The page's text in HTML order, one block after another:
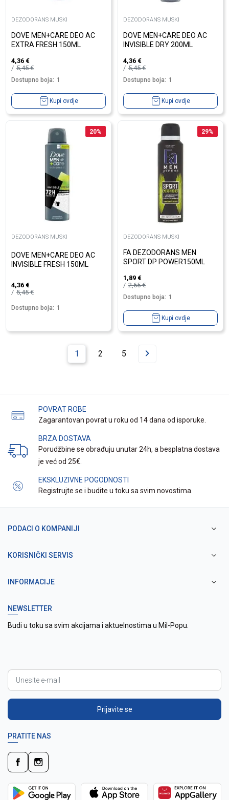
DEZODORANS MUSKI
DOVE MEN+CARE DEO AC
EXTRA FRESH 150ML
4,36 €
5,45€
Dostupno boja: 1
Kupi ovdje
DEZODORANS MUSKI
DOVE MEN+CARE DEO AC
INVISIBLE DRY 200ML
4,36 €
5,45€
Dostupno boja: 1
Kupi ovdje
20%
DEZODORANS MUSKI
DOVE MEN+CARE DEO AC
INVISIBLE FRESH 150ML
4,36 €
5,45€
Dostupno boja: 1
29%
DEZODORANS MUSKI
FA DEZODORANS MEN
SPORT DP POWER150ML
1,89 €
2,65€
Dostupno boja: 1
Kupi ovdje
1 2 5
POVRAT ROBE
Zagarantovan povrat u roku od 14 dana od isporuke.
BRZA DOSTAVA
Porudžbine se obrađuju unutar 24h, a besplatna dostava
je već od 25€.
EKSKLUZIVNE POGODNOSTI
Registrujte se i budite u toku sa svim novostima.
PODACI O KOMPANIJI
KORISNIČKI SERVIS
INFORMACIJE
NEWSLETTER
Budi u toku sa svim akcijama i aktuelnostima u Mil-Popu.
Prijavite se
PRATITE NAS